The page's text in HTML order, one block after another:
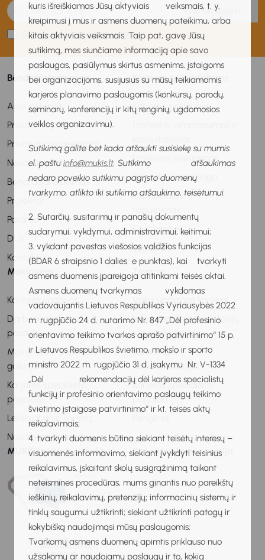
kuris išreiškiamas Jūsų aktyviais veiksmais, t. y.
kreipimusi į mus ir asmens duomenų pateikimu, arba
kitais aktyviais veiksmais. Taip pat, gavę Jūsų
sutikimą, mes siunčiame informaciją apie savo
paslaugas, pasiūlymus skirtus asmenims, įstaigoms
bei organizacijoms, susijusius su mūsų teikiamomis
karjeros planavimo paslaugomis (konkursų, parodų,
seminarų, konferencijų ir kitų renginių, ugdomosios
veiklos organizavimu).
Sutikimą galite bet kada atšaukti susisiekę su mumis
el. paštu info@mukis.lt. Sutikimo atšaukimas
nedaro poveikio sutikimu pagrįsto duomenų
tvarkymo, atlikto iki sutikimo atšaukimo, teisėtumui.
2. Sutarčių, susitarimų ir panašių dokumentų
sudarymui, vykdymui, administravimui, keitimui;
3. vykdant pavestas viešosios valdžios funkcijas
(BDAR 6 straipsnio 1 dalies e punktas), kai tvarkyti
asmens duomenis įpareigoja atitinkami teisės aktai.
Asmens duomenų tvarkymas vykdomas
vadovaujantis Lietuvos Respublikos Vyriausybės 2022
m. rugpjūčio 24 d. nutarimo Nr. 847 „Dėl profesinio
orientavimo teikimo tvarkos aprašo patvirtinimo“ 15 p.
ir Lietuvos Respublikos švietimo, mokslo ir sporto
ministro 2022 m. rugpjūčio 31 d. įsakymu Nr. V-1334
„Dėl rekomendacijų dėl karjeros specialistų
funkcijų ir profesinio orientavimo paslaugų teikimo
švietimo įstaigose patvirtinimo“ ir kt. teisės aktų
reikalavimais;
4. tvarkyti duomenis būtina siekiant teisėtų interesų –
visuomenės informavimo, siekiant įvykdyti teisinius
reikalavimus, įskaitant skolų susigrąžinimą taikant
neteismines procedūras, mums ginantis nuo pareikštų
ieškinių, reikalavimų, pretenzijų; informacinių sistemų ir
tinklų saugumui užtikrinti; siekiant užtikrinti patogų ir
kokybišką naudojimąsi mūsų paslaugomis;
Tvarkomų asmens duomenų apimtis priklauso nuo
užsakomų ar naudojamų paslaugų ir to, kokią
Prenumeruoti
Sutinku su privatumo politika
Bendra informacija
Apie sistemą
Privatumo politika
Privatumo pranešimas
Naudojimosi taisyklės
Bendradarbiavimas
Projektai
Parama
DUK
Kontaktai
Karjeros specialistams
Karjeros paslaugos
Profesinis veiklinimas
Metodinė medžiaga
Kvalifikacijos
tobulinimas
Stebėsena
Pagalba
Mokiniams
Karjeros vadovas
Darbo ir profesijų
pasaulis
Mokymosi ir praktikos
galimybės
Karjeros specialisto
pagalba
Leidiniai apie karjerą
Naudingos nuorodos
Tėvams
Vaiko ugdymas karjerai
Informacija apie profesijų
ir darbo pasaulį
Patarimai ir
rekomendacijos
Karjeros specialisto
pagalba
MUKIS remia ir palaiko Senoji svetainės versija